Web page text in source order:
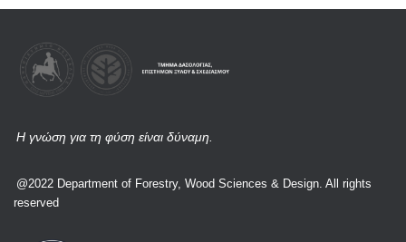
Η γνώση για τη φύση είναι δύναμη.
@2022 Department of Forestry, Wood Sciences & Design. All rights
reserved